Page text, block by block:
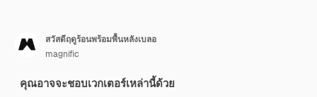
สวัสดีฤดูร้อนพร้อมพื้นหลังเบลอ
magnific
คุณอาจจะชอบเวกเตอร์เหล่านี้ด้วย